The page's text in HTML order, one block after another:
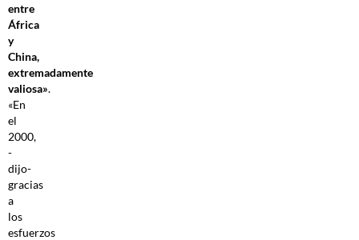
entre
África
y
China,
extremadamente
valiosa».
«En
el
2000,
-
dijo-
gracias
a
los
esfuerzos